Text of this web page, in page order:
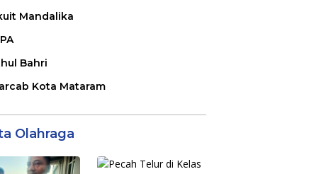
Mandalika
Bahri
Kota Mataram
Olahraga